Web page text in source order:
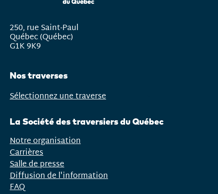
250, rue Saint-Paul
Québec (Québec)
G1K 9K9
Nos traverses
Ouvrir
menu
Sélectionnez une traverse
La Société des traversiers du Québec
Notre organisation
Carrières
Salle de presse
Diffusion de l'information
FAQ